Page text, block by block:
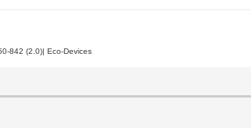
842 (2.0)| Eco-Devices